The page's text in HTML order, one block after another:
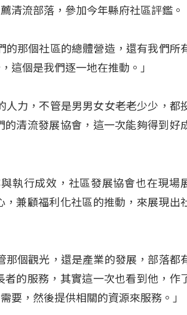
清流部落，參加今年縣府社區評鑑。
那個社區的總體營造，還有我們所
這個是我們逐一地在推動。」
力，不管是男男女女老老少少，都
清流發展協會，這一次能夠得到好
執行成效，社區發展協會也在現場
兼顧福利化社區的推動，來展現出
個觀光，還是產業的發展，部落都
的服務，其實這一次也看到他，作
要，然後提供相關的資源來服務。」